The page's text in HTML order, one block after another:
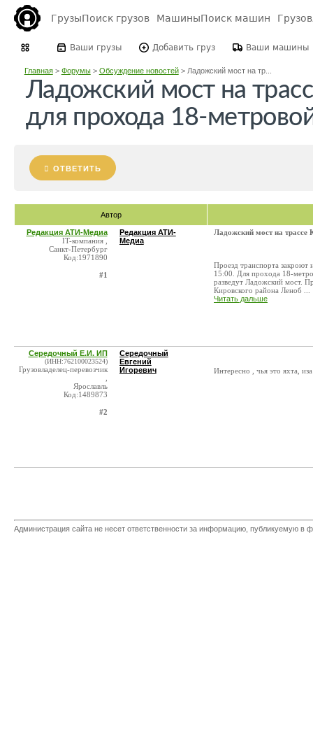
ГрузыПоиск грузов МашиныПоиск машин
Ваши грузы Добавить груз Ваши машины
Главная> Форумы> Обсуждение новостей> Ладожский мост на тр...
Ладожский мост на
для прохода 18-
ОТВЕТИТЬ
Автор
Редакция АТИ-Медиа
IT-компания ,
Санкт-Петербург
Код:1971890
#1
Редакция АТИ-
Медиа
Ладожский мост на трассе
Проезд транспорта закроют
15:00. Для прохода 18-
разведут Ладожский мост.
Кировского района Леноб ...
Читать дальше
Середочный Е.И. ИП
(ИНН:762100023524)
Грузовладелец-перевозчик
Ярославль
Код:1489873
#2
Середочный
Евгений
Игоревич
Интересно , чья это яхта,
Администрация сайта не несет ответственности за информацию, публикуемую